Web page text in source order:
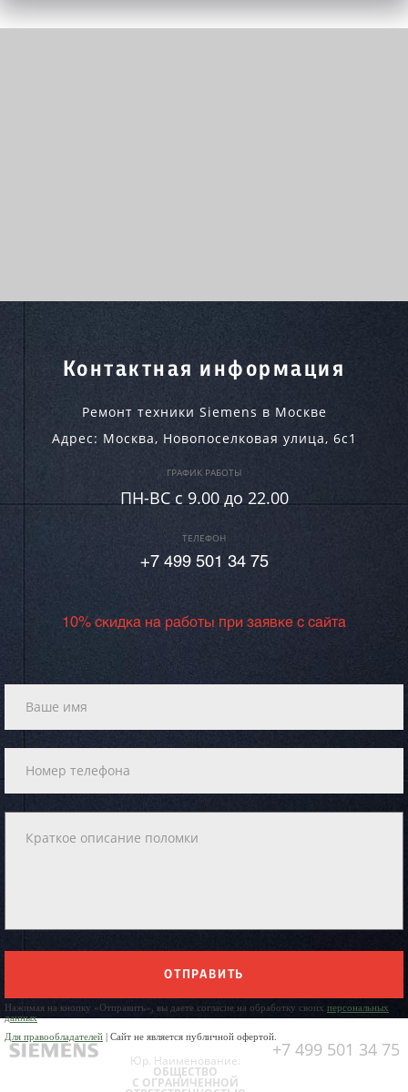
Контактная информация
Ремонт техники Siemens в Москве
Адрес: Москва, Новопоселковая улица, 6с1
ГРАФИК РАБОТЫ
ПН-ВC c 9.00 до 22.00
ТЕЛЕФОН
+7 499 501 34 75
10% скидка на работы при заявке с сайта
ОТПРАВИТЬ
Нажимая на кнопку «Отправить», вы даете согласие на обработку своих персональных
данных
Для правообладателей | Сайт не является публичной офертой.
+7 499 501 34 75
Юр. Наименование:
ОБЩЕСТВО
С ОГРАНИЧЕННОЙ